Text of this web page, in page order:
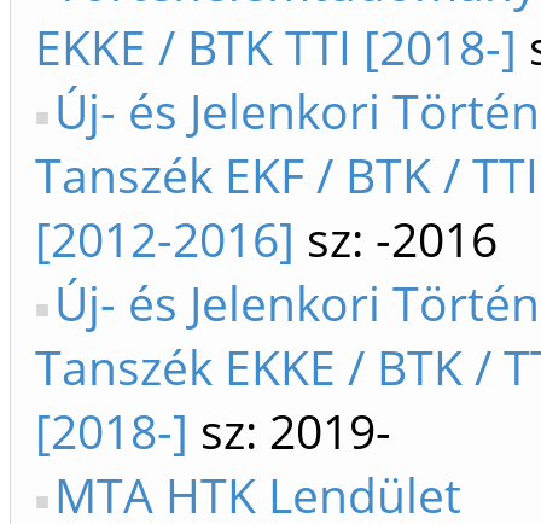
EKKE / BTK TTI [2018-]
Új- és Jelenkori
Tanszék EKF / BTK /
[2012-2016] sz: -2016
Új- és Jelenkori
Tanszék EKKE / BTK /
[2018-] sz: 2019-
MTA HTK Lendület